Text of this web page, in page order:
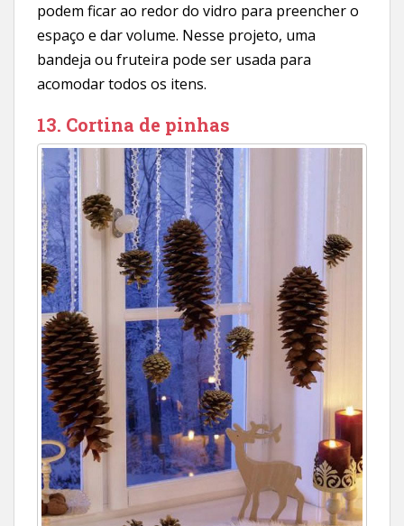
podem ficar ao redor do vidro para preencher o
espaço e dar volume. Nesse projeto, uma
bandeja ou fruteira pode ser usada para
acomodar todos os itens.
13. Cortina de pinhas